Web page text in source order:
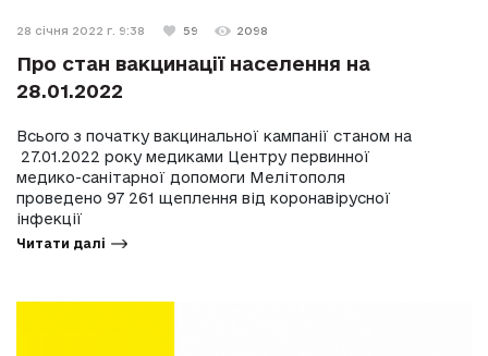
28 січня 2022 г. 9:38 59 2098
Про стан вакцинації населення на
28.01.2022
Всього з початку вакцинальної кампанії станом на
27.01.2022 року медиками Центру первинної
медико-санітарної допомоги Мелітополя
проведено 97 261 щеплення від коронавірусної
інфекції
Читати далі